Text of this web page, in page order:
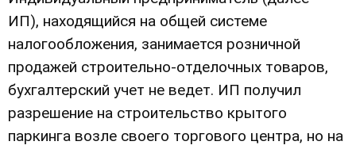
ИП), находящийся на общей системе
налогообложения, занимается розничной
продажей строительно-отделочных товаров,
бухгалтерский учет не ведет. ИП получил
разрешение на строительство крытого
паркинга возле своего торгового центра, но на